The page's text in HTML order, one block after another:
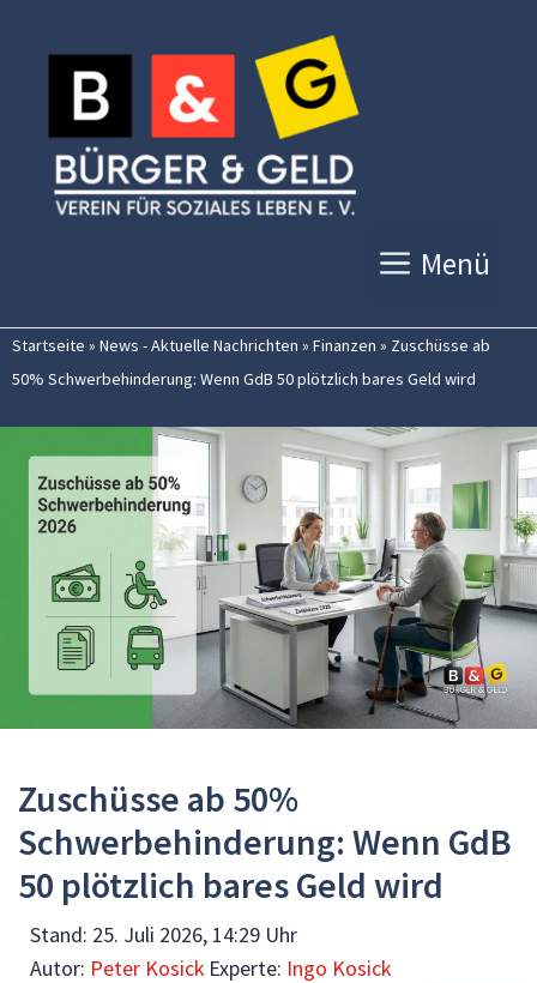
Inhalt
springen
Menü
Startseite » News - Aktuelle Nachrichten » Finanzen » Zuschüsse ab
50% Schwerbehinderung: Wenn GdB 50 plötzlich bares Geld wird
Zuschüsse ab 50%
Schwerbehinderung: Wenn GdB
50 plötzlich bares Geld wird
Stand: 25. Juli 2026, 14:29 Uhr
Autor: Peter Kosick Experte: Ingo Kosick